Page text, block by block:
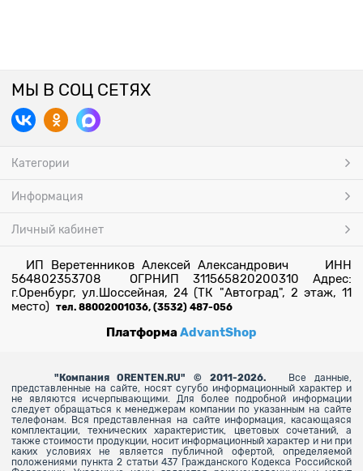
МЫ В СОЦ СЕТЯХ
Категории
Информация
Личный кабинет
ИП Веретенников Алексей Александрович ИНН
564802353708 ОГРНИП 311565820200310 Адрес:
г.Оренбург, ул.Шоссейная, 24 (ТК "Автоград", 2 этаж, 11
место) тел. 88002001036, (3532) 487-056
ПлатформаAdvantShop
" Компания ORENTEN.RU" © 2011-2026.
Все данные,
представленные на сайте, носят сугубо информационный характер и
не являются исчерпывающими. Для более подробной информации
следует обращаться к менеджерам компании по указанным на сайте
телефонам. Вся представленная на сайте информация, касающаяся
комплектации, технических характеристик, цветовых сочетаний, а
также стоимости продукции, носит информационный характер и ни при
каких условиях не является публичной офертой, определяемой
положениями пункта 2 статьи 437 Гражданского Кодекса Российской